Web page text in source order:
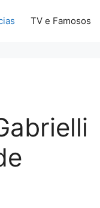
TV e Famosos